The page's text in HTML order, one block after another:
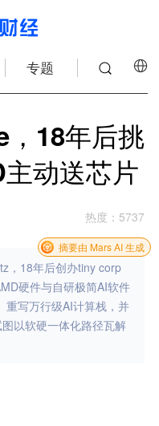
专题
18年后挑
动送芯片
热度 ： 5737
，18年后创办tiny corp
硬件与自研极简AI软件
重写万行级AI计算栈，并
以软硬一体化路径瓦解
摘要由 Mars AI 生成